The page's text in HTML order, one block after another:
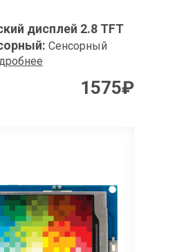
дисплей 2.8 TFT
: Сенсорный
1575₽